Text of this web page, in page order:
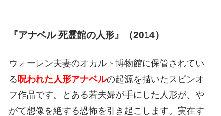
『アナベル 死霊館の人形』（2014）
ウォーレン夫妻のオカルト博物館に保管されてい
る 呪われた人形アナベルの起源を描いたスピンオ
フ作品です。とある若夫婦が手にした人形が、や
がて想像を絶する恐怖を引き起こします。実在す